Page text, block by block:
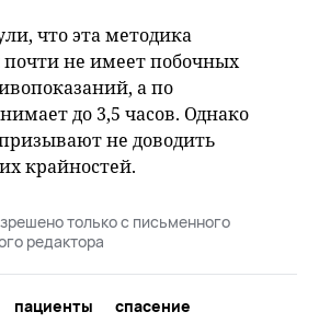
что эта методика
почти не имеет побочных
а по
до 3,5 часов. Однако
не доводить
крайностей.
только с письменного
редактора
пациенты
спасение